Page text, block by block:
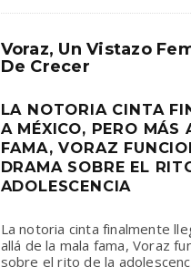
Voraz, Un Vistazo
De Crecer
LA NOTORIA CINTA
A MÉXICO, PERO MÁS
FAMA, VORAZ
DRAMA SOBRE EL
ADOLESCENCIA
La notoria cinta finalmente
allá de la mala fama, Voraz
sobre el rito de la